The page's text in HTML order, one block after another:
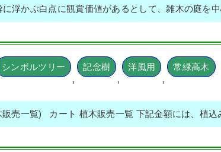
浮かぶ白点に観賞価値があるとして、雑木の庭を
シンボルツリー
,
記念樹
,
洋風用
,
常緑高木
売一覧) カート 植木販売一覧 下記金額には、植込